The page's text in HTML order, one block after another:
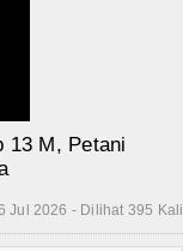
13 M, Petani
Jul 2026 - Dilihat 395 Kali